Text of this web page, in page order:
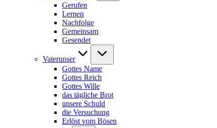
Gerufen
Lernen
Nachfolge
Gemeinsam
Gesendet
Vaterunser
Gottes Name
Gottes Reich
Gottes Wille
das tägliche Brot
unsere Schuld
die Versuchung
Erlöst vom Bösen